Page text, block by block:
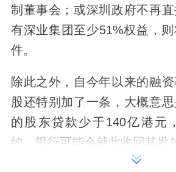
制董事会；或深圳政府不再
有深业集团至少51%权益，
件。
除此之外，自今年以来的融
股还特别加了一条，大概意
的股东贷款少于140亿港元
约，银行可能会就此收回其发